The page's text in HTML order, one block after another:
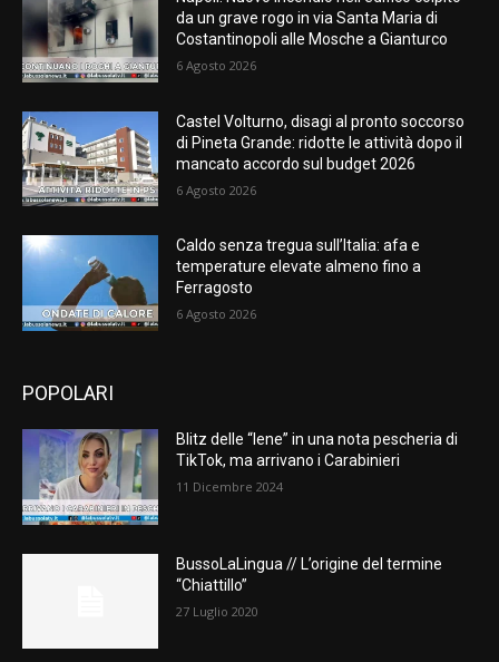
da un grave rogo in via Santa Maria di
Costantinopoli alle Mosche a Gianturco
6 Agosto 2026
Castel Volturno, disagi al pronto soccorso
di Pineta Grande: ridotte le attività dopo il
mancato accordo sul budget 2026
6 Agosto 2026
Caldo senza tregua sull’Italia: afa e
temperature elevate almeno fino a
Ferragosto
6 Agosto 2026
POPOLARI
Blitz delle “Iene” in una nota pescheria di
TikTok, ma arrivano i Carabinieri
11 Dicembre 2024
BussoLaLingua // L’origine del termine
“Chiattillo”
27 Luglio 2020